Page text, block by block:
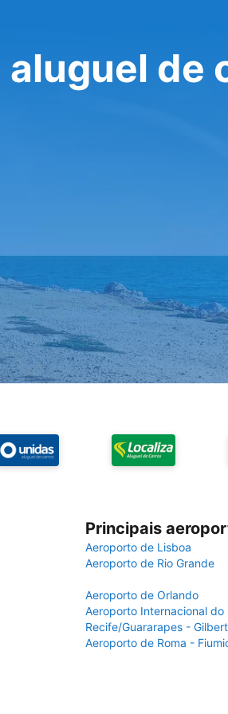
de
Principais
Aeroporto de Lisboa
Aeroporto de Rio Grande
Aeroporto de Orlando
Aeroporto Internacional do
Recife/Guararapes -
Aeroporto de Roma -